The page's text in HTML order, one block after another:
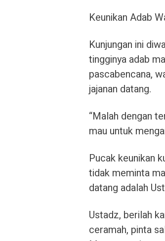
Keunikan Adab
Kunjungan ini
tingginya adab
pascabencana,
jajanan datang.
“Malah dengan
mau untuk
Pucak keunikan
tidak meminta
datang adalah
Ustadz, berilah
ceramah, pinta